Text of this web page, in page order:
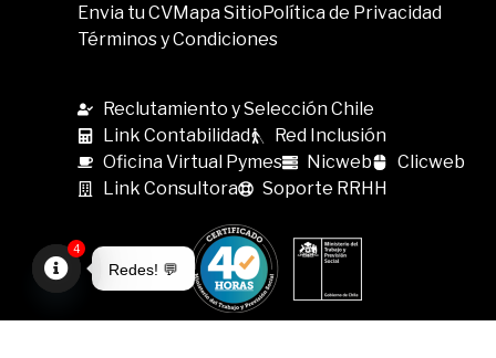
Envia tu CVMapa SitioPolítica de Privacidad
Términos y Condiciones
Reclutamiento y Selección Chile
Link Contabilidad
Red Inclusión
Oficina Virtual Pymes
Nicweb
Clicweb
Link Consultora
Soporte RRHH
Redes! 💬
4